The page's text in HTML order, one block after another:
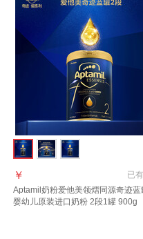
已有
￥
Aptamil奶粉爱他美领熠同源奇迹蓝
婴幼儿原装进口奶粉 2段1罐 900g